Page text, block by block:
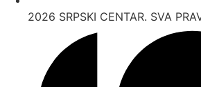
2026 SRPSKI CENTAR. SVA